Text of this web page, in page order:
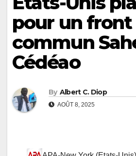
pour un front
commun
Cédéao
By Albert C. Diop
AOÛT 8, 2025